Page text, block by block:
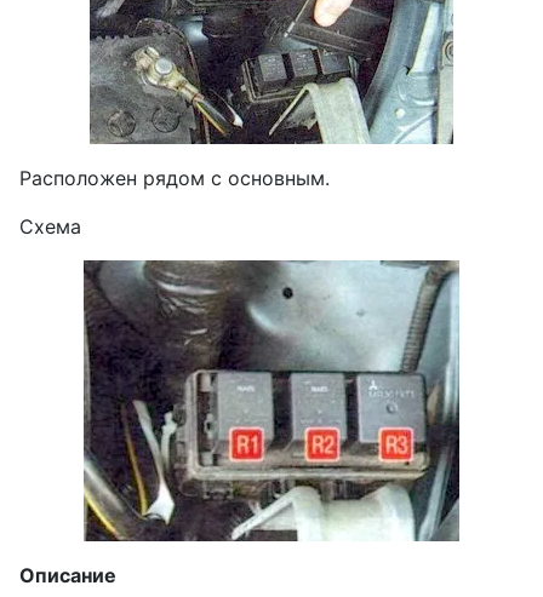
Расположен рядом с основным.
Схема
Описание